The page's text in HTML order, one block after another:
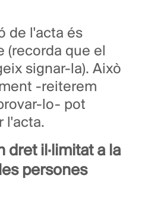
de l'acta és
(recorda que el
signar-la). Això
-reiterem
lo- pot
l'acta.
dret il·limitat a la
persones